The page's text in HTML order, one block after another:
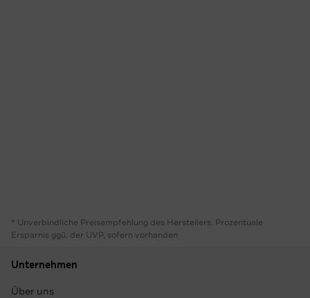
* Unverbindliche Preisempfehlung des Herstellers. Prozentuale
Ersparnis ggü. der UVP, sofern vorhanden
Unternehmen
Über uns